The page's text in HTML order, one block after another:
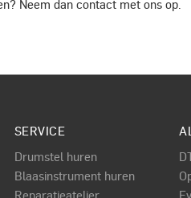
Neem dan contact met ons op.
SERVICE
Drumstel huren
Blaasinstrument huren
Reparatieatelier